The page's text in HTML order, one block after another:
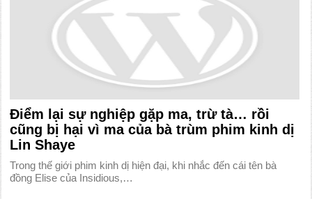
Điểm lại sự nghiệp gặp ma, trừ tà… rồi
cũng bị hại vì ma của bà trùm phim kinh dị
Lin Shaye
Trong thế giới phim kinh dị hiện đại, khi nhắc đến cái tên bà
đồng Elise của Insidious,…